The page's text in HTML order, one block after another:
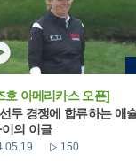
호 아메리카스 오픈]
두 경쟁에 합류하는 애
의 이글
150